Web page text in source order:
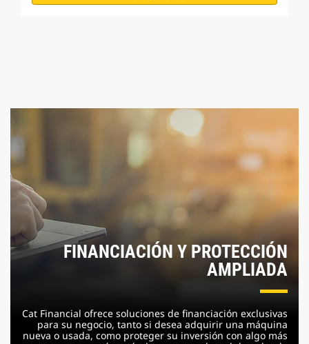
FINANCIACIÓN Y PROTECCIÓN
AMPLIADA
Cat Financial ofrece soluciones de financiación exclusivas
para su negocio, tanto si desea adquirir una máquina
nueva o usada, como proteger su inversión con algo más